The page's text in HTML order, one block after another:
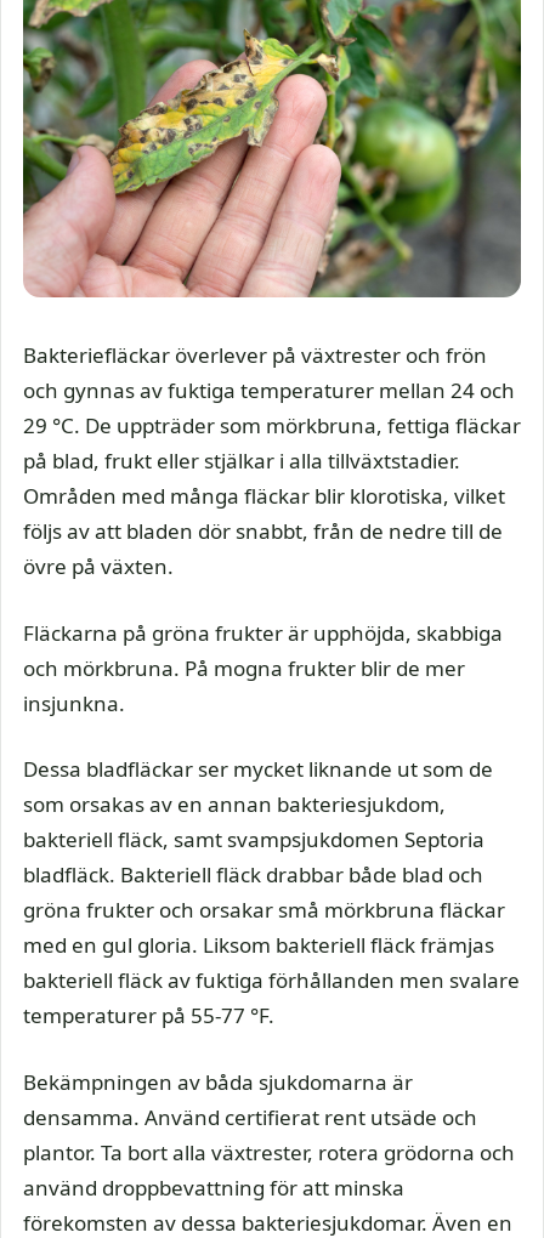
Bakteriefläckar överlever på växtrester och frön
och gynnas av fuktiga temperaturer mellan 24 och
29 °C. De uppträder som mörkbruna, fettiga fläckar
på blad, frukt eller stjälkar i alla tillväxtstadier.
Områden med många fläckar blir klorotiska, vilket
följs av att bladen dör snabbt, från de nedre till de
övre på växten.
Fläckarna på gröna frukter är upphöjda, skabbiga
och mörkbruna. På mogna frukter blir de mer
insjunkna.
Dessa bladfläckar ser mycket liknande ut som de
som orsakas av en annan bakteriesjukdom,
bakteriell fläck, samt svampsjukdomen Septoria
bladfläck. Bakteriell fläck drabbar både blad och
gröna frukter och orsakar små mörkbruna fläckar
med en gul gloria. Liksom bakteriell fläck främjas
bakteriell fläck av fuktiga förhållanden men svalare
temperaturer på 55-77 °F.
Bekämpningen av båda sjukdomarna är
densamma. Använd certifierat rent utsäde och
plantor. Ta bort alla växtrester, rotera grödorna och
använd droppbevattning för att minska
förekomsten av dessa bakteriesjukdomar. Även en